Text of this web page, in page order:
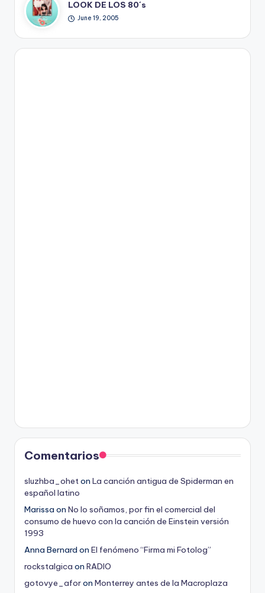
LOOK DE LOS 80´s
June 19, 2005
Comentarios
sluzhba_oheton La canción antigua de Spiderman en
español latino
Marissa on No lo soñamos, por fin el comercial del
consumo de huevo con la canción de Einstein versión
1993
Anna Bernard on El fenómeno “Firma mi Fotolog”
rockstalgica on RADIO
gotovye_aforon Monterrey antes de la Macroplaza